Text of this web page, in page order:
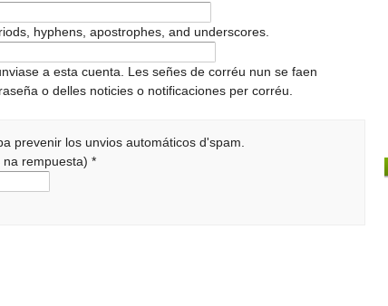
hyphens, apostrophes, and underscores.
a esta cuenta. Les señes de corréu nun se faen
o delles noticies o notificaciones per corréu.
prevenir los unvios automáticos d'spam.
na rempuesta)*